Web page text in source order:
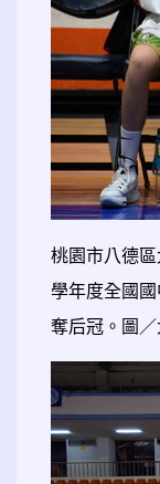
桃園市八德
學年度全國
奪后冠。圖